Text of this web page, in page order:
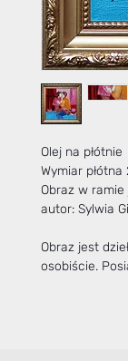
Olej na płótnie
Wymiar
Obraz w
autor: Sylwia
Obraz jest
osobiście.